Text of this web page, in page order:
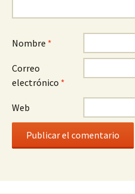
Nombre *
Correo
electrónico *
Web